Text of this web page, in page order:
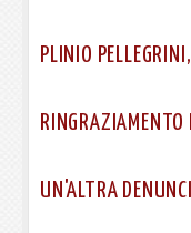
PLINIO
RINGRAZIAMENTO
UN'ALTRA